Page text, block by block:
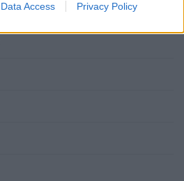
Data Access Privacy Policy